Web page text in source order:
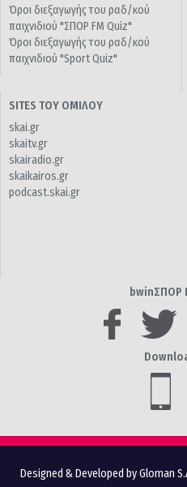
Όροι διεξαγωγής του ραδ/κού
παιχνιδιού "ΣΠΟΡ FM Quiz"
Όροι διεξαγωγής του ραδ/κού
παιχνιδιού "Sport Quiz"
SITES ΤΟΥ ΟΜΙΛΟΥ
skai.gr
skaitv.gr
skairadio.gr
skaikairos.gr
podcast.skai.gr
bwinΣΠΟΡ
Designed & Developed by Gloman